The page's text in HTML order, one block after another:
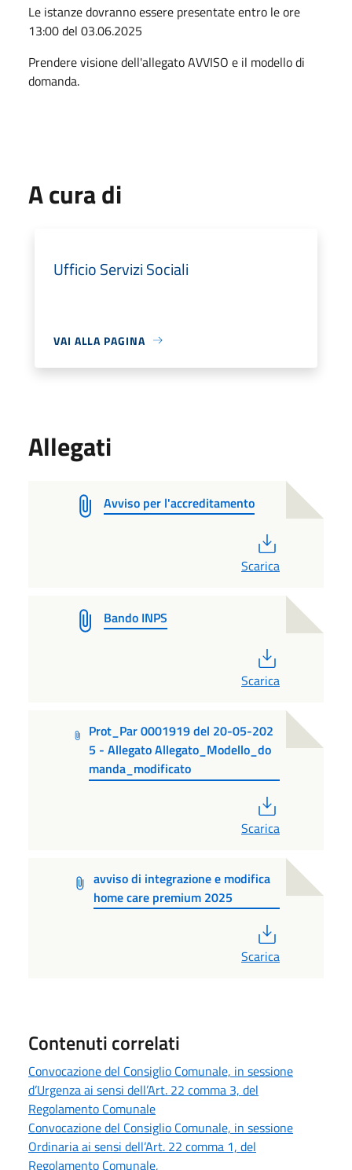
Le istanze dovranno essere presentate entro le ore
13:00 del 03.06.2025
Prendere visione dell'allegato AVVISO e il modello di
domanda.
A cura di
Ufficio Servizi Sociali
VAI ALLA PAGINA
Allegati
Avviso per l'accreditamento
Scarica
Bando INPS
Scarica
Prot_Par 0001919 del 20-05-202
5 - Allegato Allegato_Modello_do
manda_modificato
Scarica
avviso di integrazione e modifica
home care premium 2025
Scarica
Contenuti correlati
Convocazione del Consiglio Comunale, in sessione
d’Urgenza ai sensi dell’Art. 22 comma 3, del
Regolamento Comunale
Convocazione del Consiglio Comunale, in sessione
Ordinaria ai sensi dell’Art. 22 comma 1, del
Regolamento Comunale,